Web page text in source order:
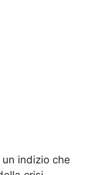
un indizio che